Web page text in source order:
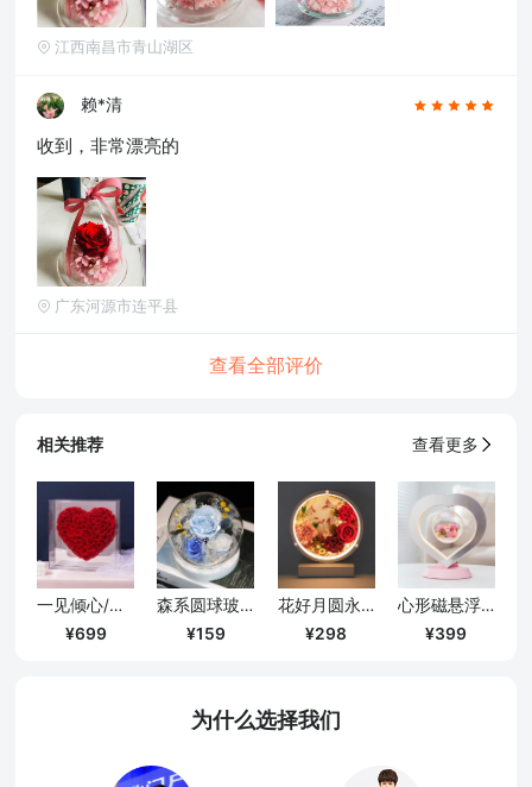
江西南昌市青山湖区
赖*清
收到，非常漂亮的
广东河源市连平县
查看全部评价
相关推荐 查看更多
一见倾心/镜面爱心永生花礼盒-挚爱红
699
森系圆球玻璃罩带灯款摆件/蓝色
159
花好月圆永生花台灯/送长辈老师定制款
298
心形磁悬浮永生花夜灯/带音箱款
399
为什么选择我们